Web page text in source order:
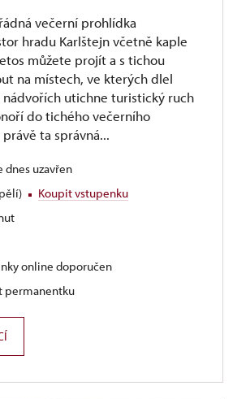
večerní prohlídka
hradu Karlštejn včetně kaple
můžete projít a s tichou
na místech, ve kterých dlel
nádvořích utichne turistický ruch
do tichého večerního
ta správná...
uzavřen
Koupit vstupenku
online doporučen
permanentku